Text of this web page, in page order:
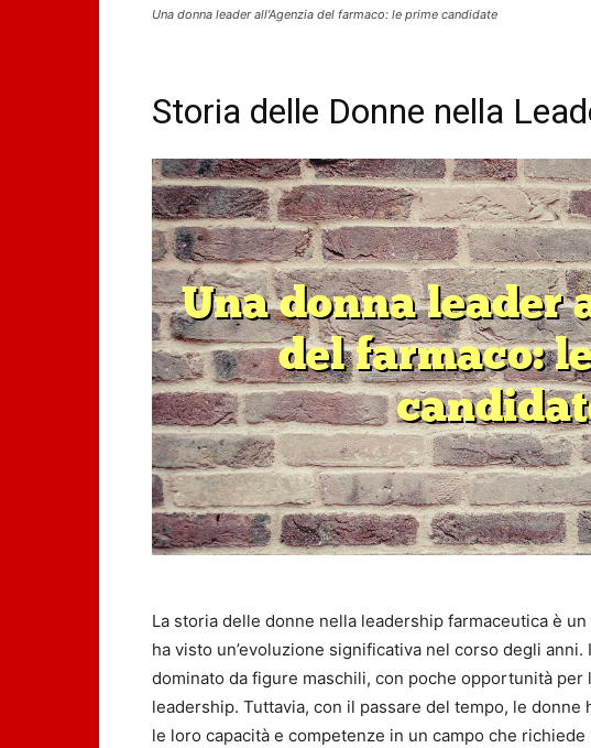
Una donna leader all'Agenzia del farmaco: le prime candidate
Storia delle Donne nella
La storia delle donne nella leadership farmaceutica è
ha visto un’evoluzione significativa nel corso degli
dominato da figure maschili, con poche opportunità
leadership. Tuttavia, con il passare del tempo, le
le loro capacità e competenze in un campo che